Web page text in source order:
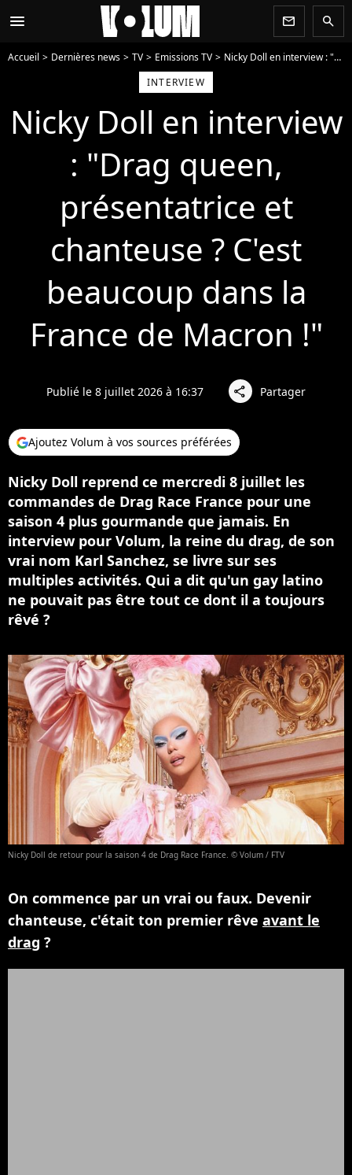
menu newsletter search
Accueil Dernières news TV Emissions TV
Nicky Doll en interview : "Drag queen, présentatrice et chanteuse ? C'est beaucoup dans la France de Macron !"
INTERVIEW
Nicky Doll en interview
: "Drag queen,
présentatrice et
chanteuse ? C'est
beaucoup dans la
France de Macron !"
Publié le 8 juillet 2026 à 16:37 share Partager
Ajoutez Volum à vos sources préférées
Nicky Doll reprend ce mercredi 8 juillet les
commandes de Drag Race France pour une
saison 4 plus gourmande que jamais. En
interview pour Volum, la reine du drag, de son
vrai nom Karl Sanchez, se livre sur ses
multiples activités. Qui a dit qu'un gay latino
ne pouvait pas être tout ce dont il a toujours
rêvé ?
Nicky Doll de retour pour la saison 4 de Drag Race France. © Volum / FTV
On commence par un vrai ou faux. Devenir
chanteuse, c'était ton premier rêve avant le
drag ?